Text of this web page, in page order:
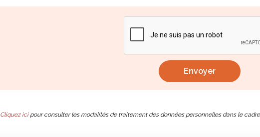
Cliquez icipour consulter les modalités de traitement des données personnelles dans le